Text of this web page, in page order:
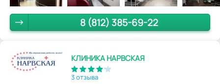
8 (812) 385-69-22
КЛИНИКА НАРВСКАЯ
3 отзыва